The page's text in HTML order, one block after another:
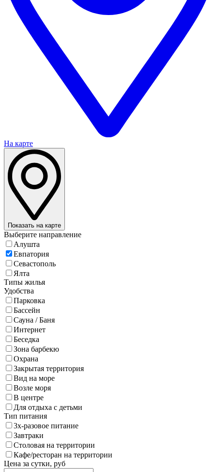
На карте
Показать на карте
Выберите направление
Алушта
Евпатория
Севастополь
Ялта
Типы жилья
Удобства
Парковка
Бассейн
Сауна / Баня
Интернет
Беседка
Зона барбекю
Охрана
Закрытая территория
Вид на море
Возле моря
В центре
Для отдыха с детьми
Тип питания
3х-разовое питание
Завтраки
Столовая на территории
Кафе/ресторан на территории
Цена за сутки, руб